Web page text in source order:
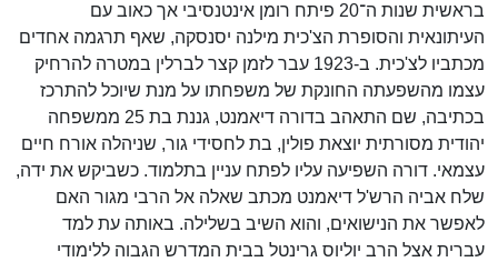
בראשית שנות ה־20 פיתח רומן אינטנסיבי אך כאוב עם
העיתונאית והסופרת הצ'כית מילנה יסנסקה, שאף תרגמה אחדים
מכתביו לצ'כית. ב-1923 עבר לזמן קצר לברלין במטרה להרחיק
עצמו מהשפעתה החונקת של משפחתו על מנת שיוכל להתרכז
בכתיבה, שם התאהב בדורה דיאמנט, גננת בת 25 ממשפחה
יהודית מסורתית יוצאת פולין, בת לחסידי גור, שניהלה אורח חיים
עצמאי. דורה השפיעה עליו לפתח עניין בתלמוד. כשביקש את ידה,
שלח אביה הרש'ל דיאמנט מכתב שאלה אל הרבי מגור האם
לאפשר את הנישואים, והוא השיב בשלילה. באותה עת למד
עברית אצל הרב יוליוס גרינטל בבית המדרש הגבוה ללימודי